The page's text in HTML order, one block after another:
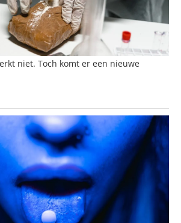
niet. Toch komt er een nieuwe